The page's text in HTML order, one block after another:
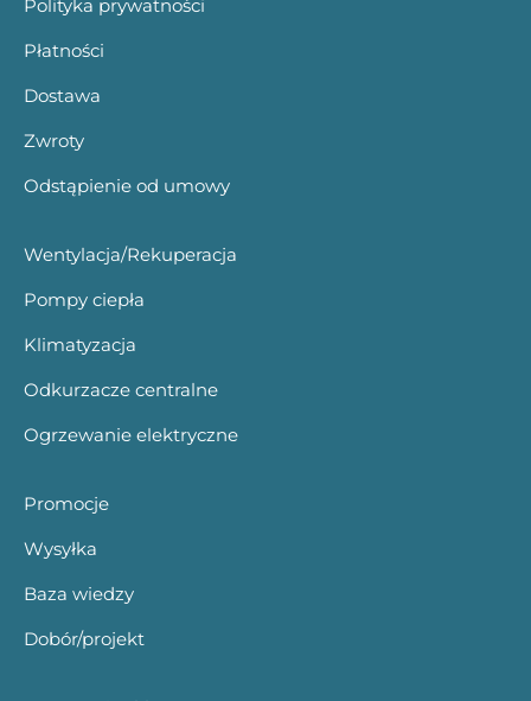
Polityka prywatności
Płatności
Dostawa
Zwroty
Odstąpienie od umowy
Wentylacja/Rekuperacja
Pompy ciepła
Klimatyzacja
Odkurzacze centralne
Ogrzewanie elektryczne
Promocje
Wysyłka
Baza wiedzy
Dobór/projekt